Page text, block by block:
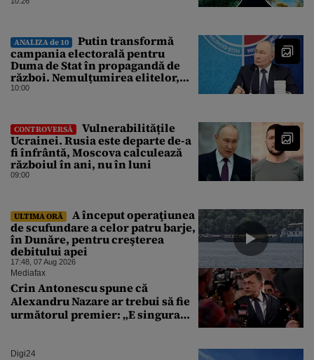
ANALIZA de 10
Putin transformă
campania electorală pentru
Duma de Stat în propagandă de
război. Nemulțumirea elitelor,
tratată cu indiferență la Kremlin
10:00
CONTROVERSĂ
Vulnerabilitățile
Ucrainei. Rusia este departe de-a
fi înfrântă, Moscova calculează
războiul în ani, nu în luni
09:00
ULTIMA ORĂ
A început operaţiunea
de scufundare a celor patru barje,
în Dunăre, pentru creşterea
debitului apei
17:48, 07 Aug 2026
Mediafax
Crin Antonescu spune că
Alexandru Nazare ar trebui să fie
următorul premier: „E singura
Digi24